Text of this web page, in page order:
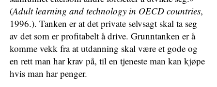
(Adult learning and technology in OECD countries,
1996.). Tanken er at det private selvsagt skal ta seg
av det som er profitabelt å drive. Grunntanken er å
komme vekk fra at utdanning skal være et gode og
en rett man har krav på, til en tjeneste man kan kjøpe
hvis man har penger.